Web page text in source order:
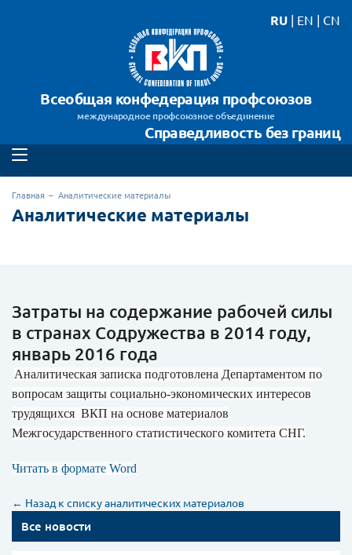
Всеобщая конфедерация профсоюзов
международное профсоюзное объединение
Справедливость без границ
RU | EN | CN
Главная Аналитические материалы
Аналитические материалы
Все новости
Затраты на содержание рабочей силы
в странах Содружества в 2014 году,
январь 2016 года
Аналитическая записка подготовлена Департаментом по
вопросам защиты социально-экономических интересов
трудящихся ВКП на основе материалов
Межгосударственного статистического комитета СНГ.
Читать в формате Word
← Назад к списку аналитических материалов